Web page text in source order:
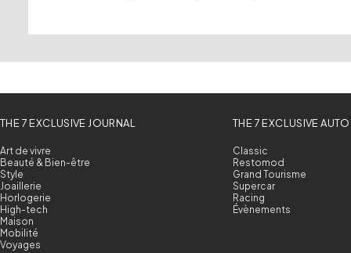
THE 7 EXCLUSIVE JOURNAL
Art de vivre
Beauté & Bien-être
Style
Joaillerie
Horlogerie
High-tech
Maison
Mobilité
Voyages
THE 7 EXCLUSIVE AUTO
Classic
Restomod
Grand Tourisme
Supercar
Racing
Évènements